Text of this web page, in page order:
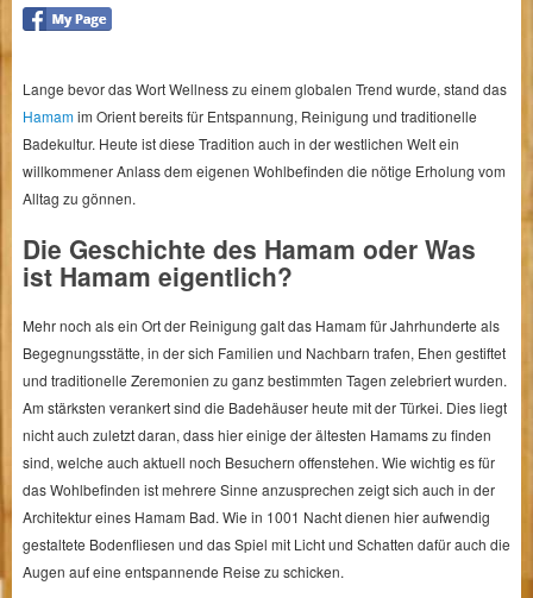
Lange bevor das Wort Wellness zu einem globalen Trend wurde, stand das
Hamamim Orient bereits für Entspannung, Reinigung und traditionelle
Badekultur. Heute ist diese Tradition auch in der westlichen Welt ein
willkommener Anlass dem eigenen Wohlbefinden die nötige Erholung vom
Alltag zu gönnen.
Die Geschichte des Hamam oder Was
ist Hamam eigentlich?
Mehr noch als ein Ort der Reinigung galt das Hamam für Jahrhunderte als
Begegnungsstätte, in der sich Familien und Nachbarn trafen, Ehen gestiftet
und traditionelle Zeremonien zu ganz bestimmten Tagen zelebriert wurden.
Am stärksten verankert sind die Badehäuser heute mit der Türkei. Dies liegt
nicht auch zuletzt daran, dass hier einige der ältesten Hamams zu finden
sind, welche auch aktuell noch Besuchern offenstehen. Wie wichtig es für
das Wohlbefinden ist mehrere Sinne anzusprechen zeigt sich auch in der
Architektur eines Hamam Bad. Wie in 1001 Nacht dienen hier aufwendig
gestaltete Bodenfliesen und das Spiel mit Licht und Schatten dafür auch die
Augen auf eine entspannende Reise zu schicken.